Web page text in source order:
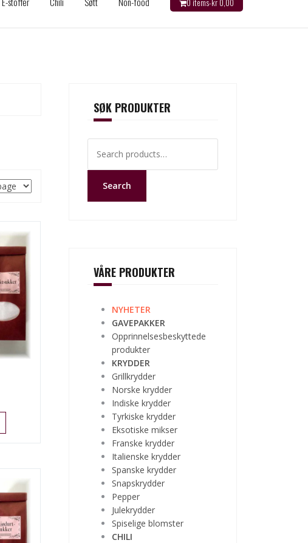
0 items-kr0,00
SØK PRODUKTER
for:
Search
VÅRE PRODUKTER
NYHETER
GAVEPAKKER
Opprinnelsesbeskyttede
produkter
KRYDDER
Grillkrydder
Norske krydder
Indiske krydder
Tyrkiske krydder
Eksotiske mikser
Franske krydder
Italienske krydder
Spanske krydder
Snapskrydder
Pepper
Julekrydder
Spiselige blomster
CHILI